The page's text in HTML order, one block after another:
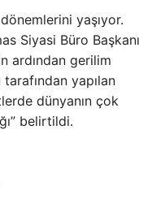
yaşıyor.
Siyasi Büro Başkanı
ardından gerilim
yapılan
dünyanın çok
belirtildi.